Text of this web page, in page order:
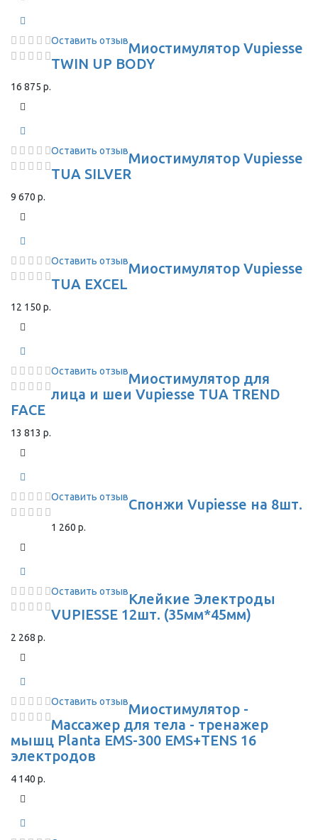
Оставить отзывМиостимулятор Vupiesse
TWIN UP BODY
16 875 р.
Оставить отзывМиостимулятор Vupiesse
TUA SILVER
9 670 р.
Оставить отзывМиостимулятор Vupiesse
TUA EXCEL
12 150 р.
Оставить отзывМиостимулятор для
лица и шеи Vupiesse TUA TREND
FACE
13 813 р.
Оставить отзывСпонжи Vupiesse на 8шт.
1 260 р.
Оставить отзывКлейкие Электроды
VUPIESSE 12шт. (35мм*45мм)
2 268 р.
Оставить отзывМиостимулятор -
Массажер для тела - тренажер
мышц Planta EMS-300 EMS+TENS 16
электродов
4 140 р.